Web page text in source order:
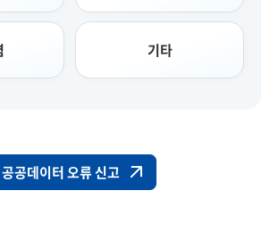
기타
공공데이터 오류 신고